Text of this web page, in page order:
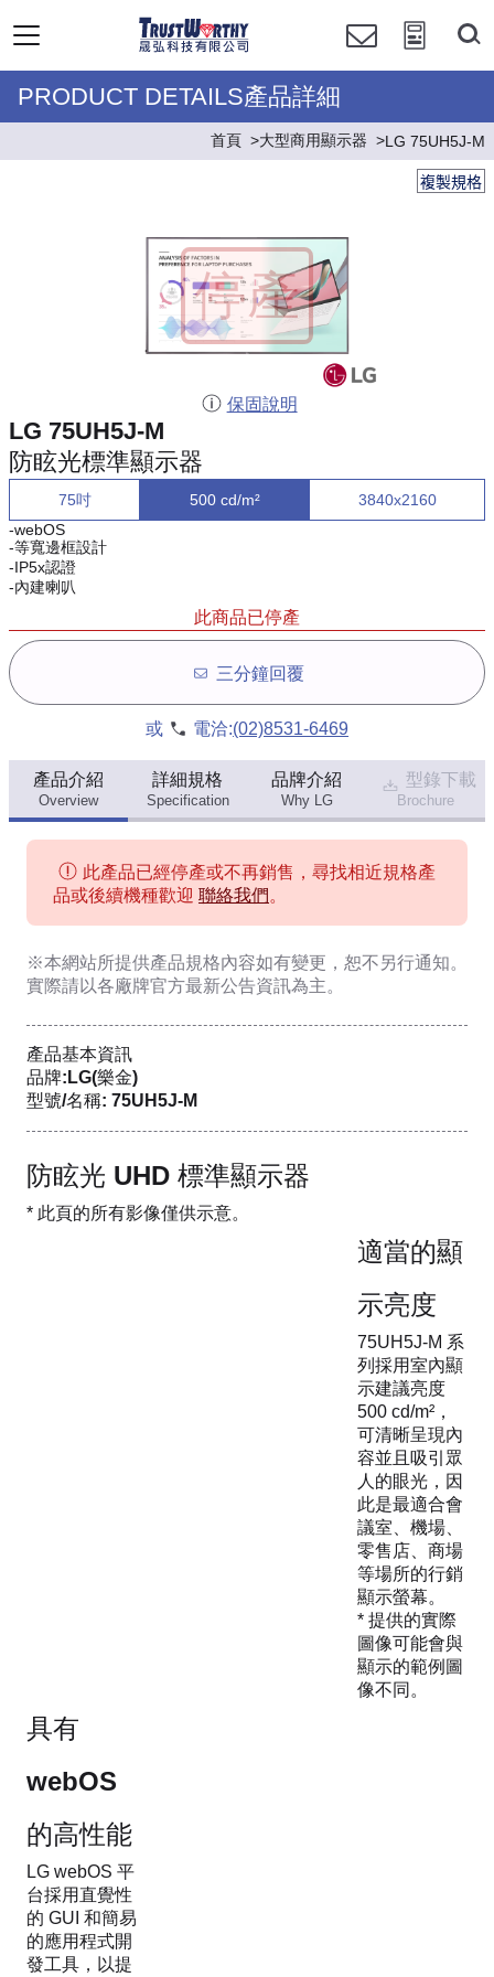
PRODUCT DETAILS產品詳細
首頁 大型商用顯示器 LG 75UH5J-M
複製規格
保固說明
LG 75UH5J-M
防眩光標準顯示器
75吋 500 cd/m²
3840x2160
-webOS
-等寬邊框設計
-IP5x認證
-內建喇叭
此商品已停產
三分鐘回覆
或 電洽:(02)8531-6469
產品介紹
Overview
詳細規格
Specification
品牌介紹
Why LG
型錄下載
Brochure
此產品已經停產或不再銷售，尋找相近規格產
品或後續機種歡迎 聯絡我們 。
※本網站所提供產品規格內容如有變更，恕不另行通知。
實際請以各廠牌官方最新公告資訊為主。
產品基本資訊
品牌:LG(樂金)
型號/名稱: 75UH5J-M
防眩光 UHD 標準顯示器
* 此頁的所有影像僅供示意。
適當的顯
示亮度
75UH5J-M 系
列採用室內顯
示建議亮度
500 cd/m²，
可清晰呈現內
容並且吸引眾
人的眼光，因
此是最適合會
議室、機場、
零售店、商場
等場所的行銷
顯示螢幕。
* 提供的實際
圖像可能會與
顯示的範例圖
像不同。
具有
webOS
的高性能
LG webOS 平
台採用直覺性
的 GUI 和簡易
的應用程式開
發工具，以提